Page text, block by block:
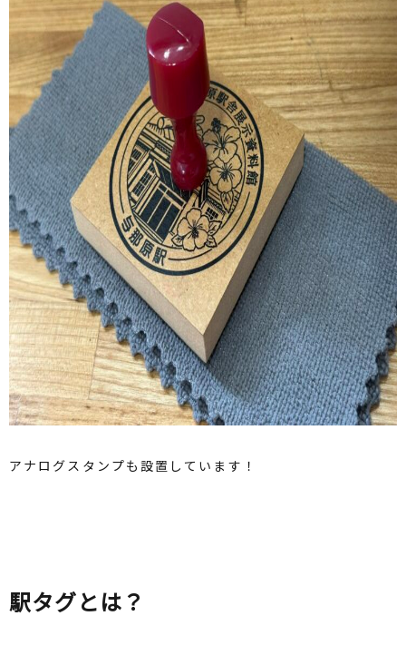
アナログスタンプも設置しています！
駅タグとは？